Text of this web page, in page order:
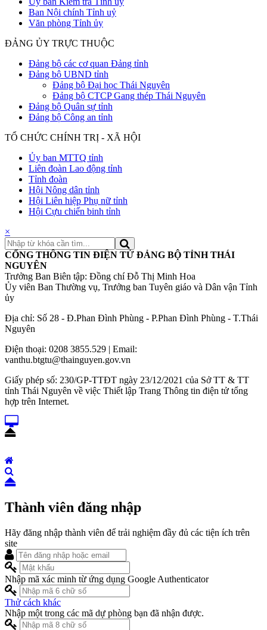
Ban Nội chính Tỉnh uỷ
Văn phòng Tỉnh ủy
ĐẢNG ỦY TRỰC THUỘC
Đảng bộ các cơ quan Đảng tỉnh
Đảng bộ UBND tỉnh
Đảng bộ Đại học Thái Nguyên
Đảng bộ CTCP Gang thép Thái Nguyên
Đảng bộ Quân sự tỉnh
Đảng bộ Công an tỉnh
TỔ CHỨC CHÍNH TRỊ - XÃ HỘI
Ủy ban MTTQ tỉnh
Liên đoàn Lao động tỉnh
Tỉnh đoàn
Hội Nông dân tỉnh
Hội Liên hiệp Phụ nữ tỉnh
Hội Cựu chiến binh tỉnh
×
CỔNG THÔNG TIN ĐIỆN TỬ ĐẢNG BỘ TỈNH THÁI
NGUYÊN
Trưởng Ban Biên tập: Đồng chí Đỗ Thị Minh Hoa
Ủy viên Ban Thường vụ, Trưởng ban Tuyên giáo và Dân vận Tỉnh
ủy
Địa chỉ: Số 28 - Đ.Phan Đình Phùng - P.Phan Đình Phùng - T.Thái
Nguyên
Điện thoại: 0208 3855.529 | Email:
vanthu.btgtu@thainguyen.gov.vn
Giấy phép số: 230/GP-TTĐT ngày 23/12/2021 của Sở TT & TT
tỉnh Thái Nguyên về việc Thiết lập Trang Thông tin điện tử tổng
hợp trên Internet.
Thành viên đăng nhập
Hãy đăng nhập thành viên để trải nghiệm đầy đủ các tiện ích trên
site
Nhập mã xác minh từ ứng dụng Google Authenticator
Thử cách khác
Nhập một trong các mã dự phòng bạn đã nhận được.